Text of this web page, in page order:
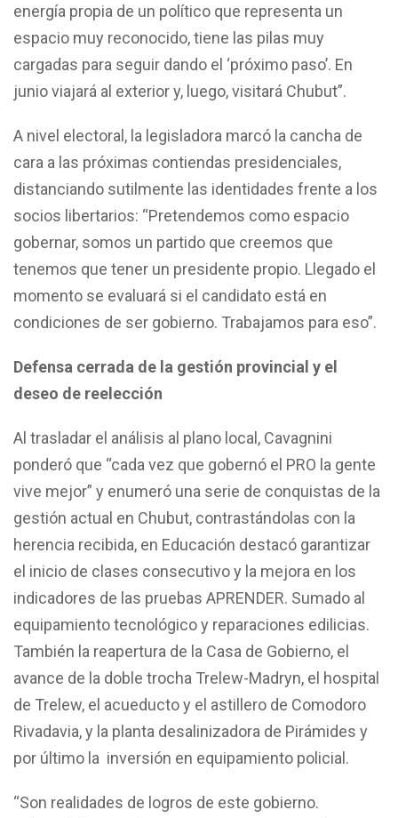
energía propia de un político que representa un
espacio muy reconocido, tiene las pilas muy
cargadas para seguir dando el ‘próximo paso’. En
junio viajará al exterior y, luego, visitará Chubut”.
A nivel electoral, la legisladora marcó la cancha de
cara a las próximas contiendas presidenciales,
distanciando sutilmente las identidades frente a los
socios libertarios: “Pretendemos como espacio
gobernar, somos un partido que creemos que
tenemos que tener un presidente propio. Llegado el
momento se evaluará si el candidato está en
condiciones de ser gobierno. Trabajamos para eso”.
Defensa cerrada de la gestión provincial y el
deseo de reelección
Al trasladar el análisis al plano local, Cavagnini
ponderó que “cada vez que gobernó el PRO la gente
vive mejor” y enumeró una serie de conquistas de la
gestión actual en Chubut, contrastándolas con la
herencia recibida, en Educación destacó garantizar
el inicio de clases consecutivo y la mejora en los
indicadores de las pruebas APRENDER. Sumado al
equipamiento tecnológico y reparaciones edilicias.
También la reapertura de la Casa de Gobierno, el
avance de la doble trocha Trelew-Madryn, el hospital
de Trelew, el acueducto y el astillero de Comodoro
Rivadavia, y la planta desalinizadora de Pirámides y
por último la inversión en equipamiento policial.
“Son realidades de logros de este gobierno.